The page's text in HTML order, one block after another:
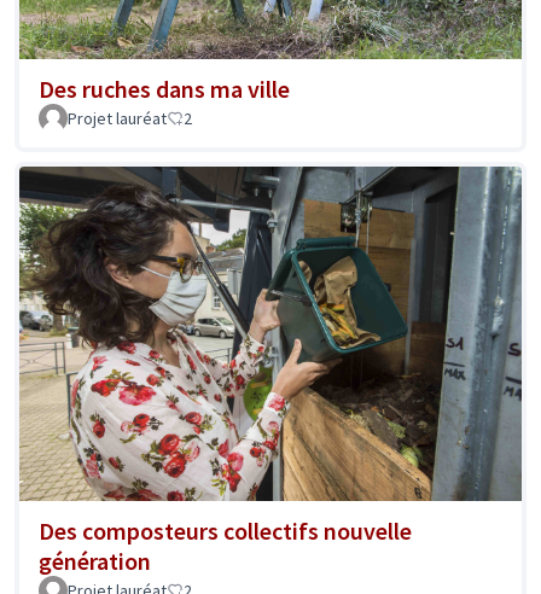
Des ruches dans ma ville
Projet lauréat 2
Des composteurs collectifs nouvelle
génération